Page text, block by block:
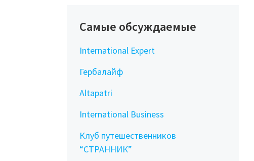
Самые обсуждаемые
International Expert
Гербалайф
Altapatri
International Business
Клуб путешественников
“СТРАННИК”